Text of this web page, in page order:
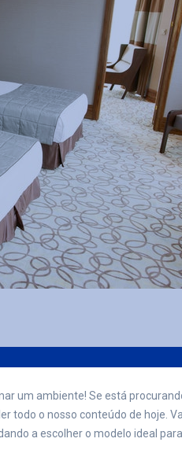
um ambiente! Se está
todo o nosso conteúdo de hoje.
a escolher o modelo ideal